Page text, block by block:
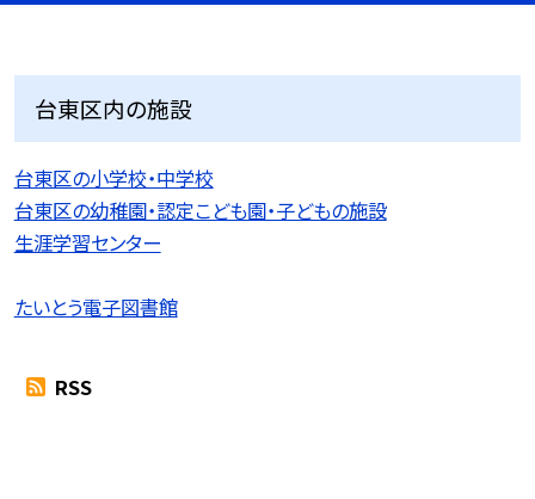
台東区内の施設
台東区の小学校・中学校
台東区の幼稚園・認定こども園・子どもの施設
生涯学習センター
たいとう電子図書館
RSS